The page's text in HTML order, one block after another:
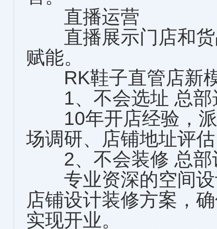
直播运营
直播展示门店和货
赋能。
RK鞋子直管店新模
1、不会选址 总部
10年开店经验，派
场调研、店铺地址评
2、不会装修 总部
专业资深的空间设
店铺设计装修方案，
实现开业。